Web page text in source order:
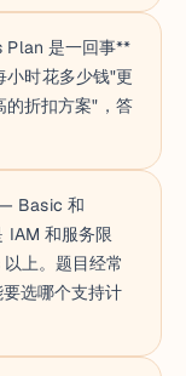
Plan 是一回事**
时花多少钱"更
的折扣方案"，答
Basic 和
IAM 和服务限
上。题目经常
选哪个支持计